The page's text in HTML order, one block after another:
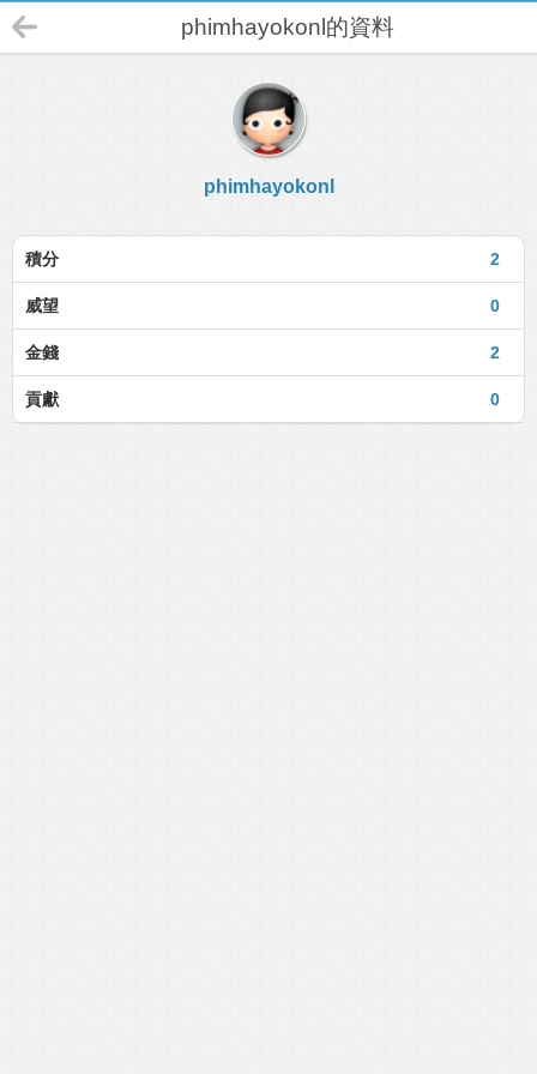
phimhayokonl的資料
phimhayokonl
2
積分
0
威望
2
金錢
0
貢獻